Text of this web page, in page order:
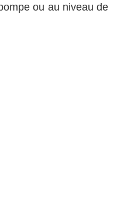
ou au niveau de